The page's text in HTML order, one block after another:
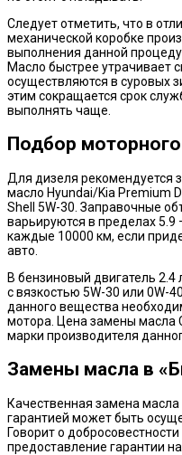
Следует отметить, что в
механической коробке
выполнения данной
Масло быстрее утрачивает
осуществляются в суровых
этим сокращается срок
выполнять чаще.
Подбор
Для дизеля рекомендуется
масло Hyundai/Kia Premium
Shell 5W-30. Заправочные
варьируются в пределах
каждые 10000 км, если
авто.
В бензиновый двигатель 2.4
с вязкостью 5W-30 или 0W-
данного вещества
мотора. Цена замены масла
марки производителя
Замены масла в
Качественная замена
гарантией может быть
Говорит о
предоставление гарантии